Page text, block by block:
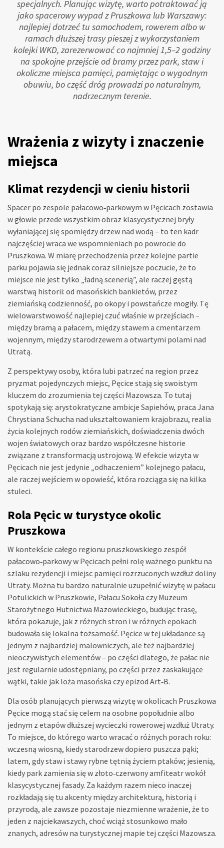
specjalnych. Planując wizytę, warto potraktować ją
jako spacerowy wypad z Pruszkowa lub Warszawy:
najlepiej dotrzeć tu samochodem, rowerem albo w
ramach dłuższej trasy pieszej z wykorzystaniem
kolejki WKD, zarezerwować co najmniej 1,5–2 godziny
na spokojne przejście od bramy przez park, staw i
okoliczne miejsca pamięci, pamiętając o wygodnym
obuwiu, bo część dróg prowadzi po naturalnym,
nadrzecznym terenie.
Wrażenia z wizyty i znaczenie
miejsca
Klimat rezydencji w cieniu historii
Spacer po zespole pałacowo‑parkowym w Pęcicach zostawia
w głowie przede wszystkim obraz klasycystycznej bryły
wyłaniającej się spomiędzy drzew nad wodą – to ten kadr
najczęściej wraca we wspomnieniach po powrocie do
Pruszkowa. W miarę przechodzenia przez kolejne partie
parku pojawia się jednak coraz silniejsze poczucie, że to
miejsce nie jest tylko „ładną scenerią”, ale raczej gęstą
warstwą historii: od masońskich bankietów, przez
ziemiańską codzienność, po okopy i powstańcze mogiły. Tę
wielowarstwowość najlepiej czuć właśnie w przejściach –
między bramą a pałacem, między stawem a cmentarzem
wojennym, między starodrzewem a otwartymi polami nad
Utratą.
Z perspektywy osoby, która lubi patrzeć na region przez
pryzmat pojedynczych miejsc, Pęcice stają się swoistym
kluczem do zrozumienia tej części Mazowsza. To tutaj
spotykają się: arystokratyczne ambicje Sapiehów, praca Jana
Chrystiana Schucha nad ukształtowaniem krajobrazu, realia
życia kolejnych rodów ziemiańskich, doświadczenia dwóch
wojen światowych oraz bardzo współczesne historie
związane z transformacją ustrojową. W efekcie wizyta w
Pęcicach nie jest jedynie „odhaczeniem” kolejnego pałacu,
ale raczej wejściem w opowieść, która rozciąga się na kilka
stuleci.
Rola Pęcic w turystyce okolic
Pruszkowa
W kontekście całego regionu pruszkowskiego zespół
pałacowo‑parkowy w Pęcicach pełni rolę ważnego punktu na
szlaku rezydencji i miejsc pamięci rozrzuconych wzdłuż doliny
Utraty. Można tu bardzo naturalnie uzupełnić wizytę w pałacu
Potulickich w Pruszkowie, Pałacu Sokoła czy Muzeum
Starożytnego Hutnictwa Mazowieckiego, budując trasę,
która pokazuje, jak z różnych stron i w różnych epokach
budowała się lokalna tożsamość. Pęcice w tej układance są
jednym z najbardziej malowniczych, ale też najbardziej
nieoczywistych elementów – po części dlatego, że pałac nie
jest regularnie udostępniany, po części przez zaskakujące
wątki, takie jak loża masońska czy epizod Art‑B.
Dla osób planujących pierwszą wizytę w okolicach Pruszkowa
Pęcice mogą stać się celem na osobne popołudnie albo
jednym z etapów dłuższej wycieczki rowerowej wzdłuż Utraty.
To miejsce, do którego warto wracać o różnych porach roku:
wczesną wiosną, kiedy starodrzew dopiero puszcza pąki;
latem, gdy staw i stawy rybne tętnią życiem ptaków; jesienią,
kiedy park zamienia się w złoto‑czerwony amfiteatr wokół
klasycystycznej fasady. Za każdym razem nieco inaczej
rozkładają się tu akcenty między architekturą, historią i
przyrodą, ale zawsze pozostaje niezmienne wrażenie, że to
jeden z najciekawszych, choć wciąż stosunkowo mało
znanych, adresów na turystycznej mapie tej części Mazowsza.